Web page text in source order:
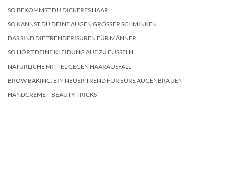
SO BEKOMMST DU DICKERES HAAR
SO KANNST DU DEINE AUGEN GRÖSSER SCHMINKEN
DAS SIND DIE TRENDFRISUREN FÜR MÄNNER
SO HÖRT DEINE KLEIDUNG AUF ZU FUSSELN
NATÜRLICHE MITTEL GEGEN HAARAUSFALL
BROW BAKING: EIN NEUER TREND FÜR EURE AUGENBRAUEN
HANDCREME – BEAUTY TRICKS